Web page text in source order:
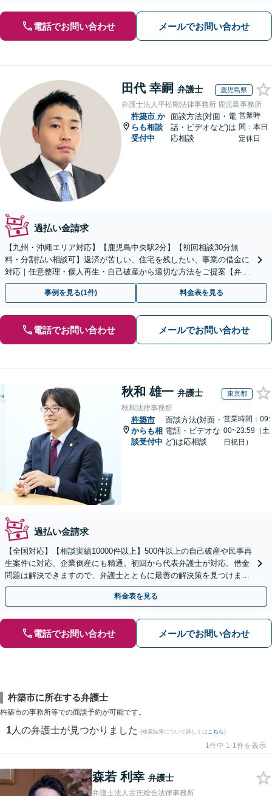
電話でお問い合わせ メールでお問い合わせ
田代 幸嗣 弁護士 鹿児島県
弁護士法人平松剛法律事務所 鹿児島事務所
杵築市 か
らも相談
受付中
面談方法(対面・電
話・ビデオなど)は
応相談
営業時
間：本日
定休日
過払い金請求
【九州・沖縄エリア対応】【鹿児島中央駅2分】【初回相談30分無
料・分割払い相談可】返済が苦しい、住宅を残したい、事業の借金に
対応｜任意整理・個人再生・自己破産から適切な方法をご提案【弁護
士歴10年以上】
事例を見る(1件) 料金表を見る
電話でお問い合わせ メールでお問い合わせ
秋和 雄一 弁護士 東京都
秋和法律事務所
杵築市
からも相
談受付中
面談方法(対面・
電話・ビデオな
ど)は応相談
営業時間：09:
00~23:59（土
日祝日）
過払い金請求
【全国対応】【相談実績10000件以上】500件以上の自己破産や民事再
生案件に対応、企業倒産にも精通。初回から代表弁護士が対応。借金
問題は解決できますので、弁護士とともに最善の解決策を見つけまし
ょう【初回相談無料】【法テラス利用可】
料金表を見る
電話でお問い合わせ メールでお問い合わせ
杵築市に所在する弁護士
杵築市の事務所等での面談予約が可能です。
1 人の弁護士が見つかりました (検索結果について詳しくは こちら)
1件中 1-1件を表示
森若 利幸 弁護士
弁護士法人古庄総合法律事務所